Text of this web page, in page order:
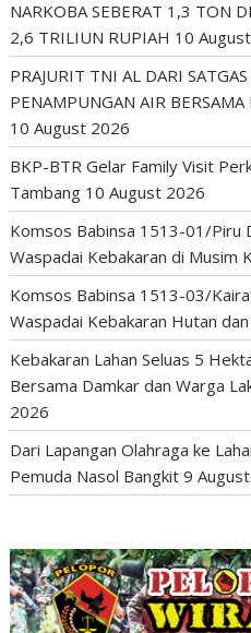
NARKOBA SEBERAT 1,3 TON
2,6 TRILIUN RUPIAH 10
PRAJURIT TNI AL DARI
PENAMPUNGAN AIR
10 August 2026
BKP-BTR Gelar Family Visit
Tambang 10 August 2026
Komsos Babinsa 1513-01/Piru
Waspadai Kebakaran di Musim
Komsos Babinsa 1513-03/
Waspadai Kebakaran Hutan dan
Kebakaran Lahan Seluas 5
Bersama Damkar dan Warga
2026
Dari Lapangan Olahraga ke
Pemuda Nasol Bangkit 9